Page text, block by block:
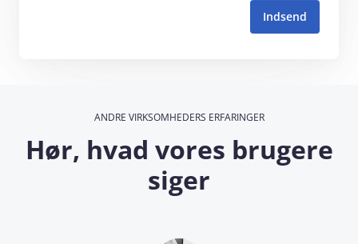
ANDRE VIRKSOMHEDERS ERFARINGER
Hør, hvad vores brugere
siger